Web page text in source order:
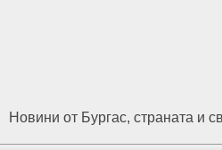
Новини от Бургас, страната и